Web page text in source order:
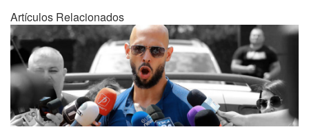
Artículos Relacionados